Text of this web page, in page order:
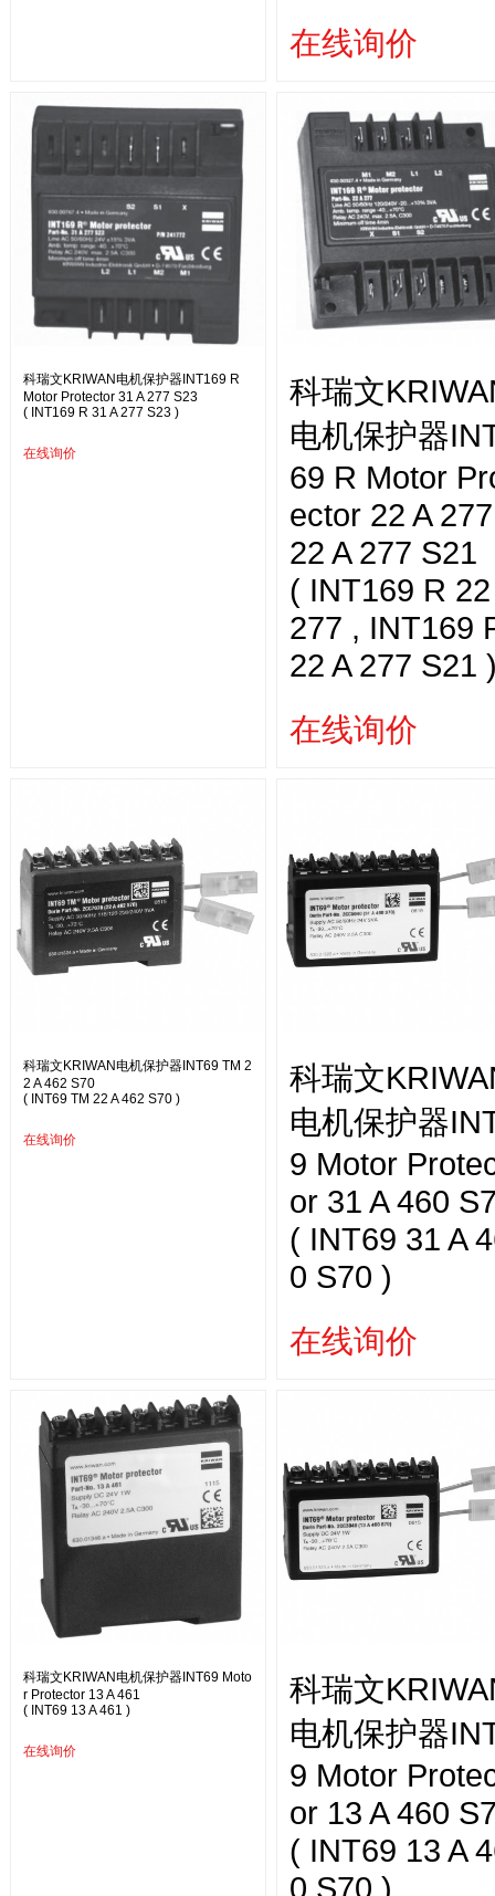
在线询价
科瑞文KRIWAN电机保护器INT169 R
Motor Protector 31 A 277 S23
( INT169 R 31 A 277 S23 )
在线询价
科瑞文
电机保护器
69 R Motor
ector 22 A
22 A 277 S21
( INT169 R 22
277 , INT169
22 A 277 S21
在线询价
科瑞文KRIWAN电机保护器INT69 TM 2
2 A 462 S70
( INT69 TM 22 A 462 S70 )
在线询价
科瑞文
电机保护器
9 Motor
or 31 A 460
( INT69 31 A
0 S70 )
在线询价
科瑞文KRIWAN电机保护器INT69 Moto
r Protector 13 A 461
( INT69 13 A 461 )
在线询价
科瑞文
电机保护器
9 Motor
or 13 A 460
( INT69 13 A
0 S70 )